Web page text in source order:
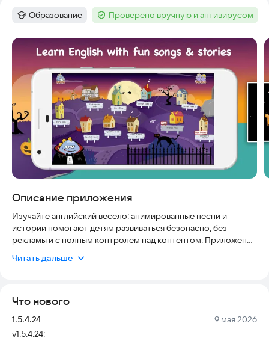
Категория:
Образование Тег :Проверено вручную и антивирусом
Скриншоты
Описание приложения
Изучайте английский весело: анимированные песни и
истории помогают детям развиваться безопасно, без
рекламы и с полным контролем над контентом. Приложение
защита данных гарантирует, что информация о семье не
Рекомендуемый возраст: 6–11 лет.
БОЛЕШЕ 100 КАЧЕСТВЕННЫХ ВИДЕО
Читать дальше
Что нового
Версия:
1.5.4.24 Дата:
9 мая 2026
v1.5.4.24: